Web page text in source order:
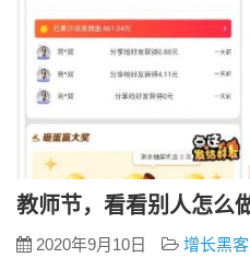
2020年9月10日 增长黑客